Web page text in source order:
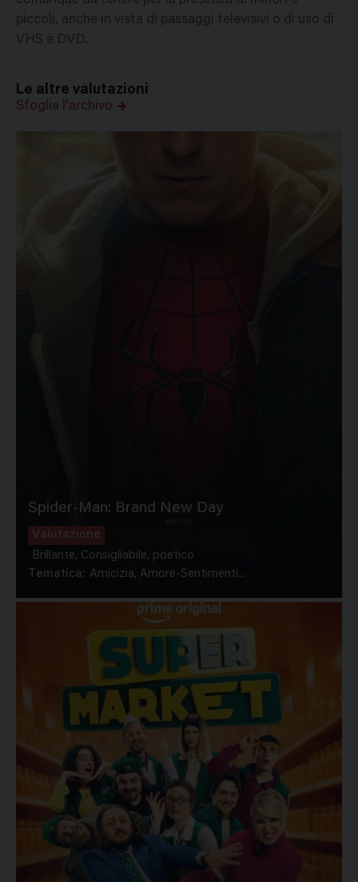
piccoli, anche in vista di passaggi televisivi o di uso di
VHS e DVD.
Le altre valutazioni
Sfoglia l'archivo
Spider-Man: Brand New Day
Valutazione
Brillante, Consigliabile, poetico
Tematica: Amicizia, Amore-Sentimenti...